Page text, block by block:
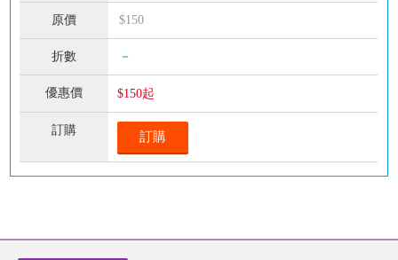
$150
－
$150起
訂購